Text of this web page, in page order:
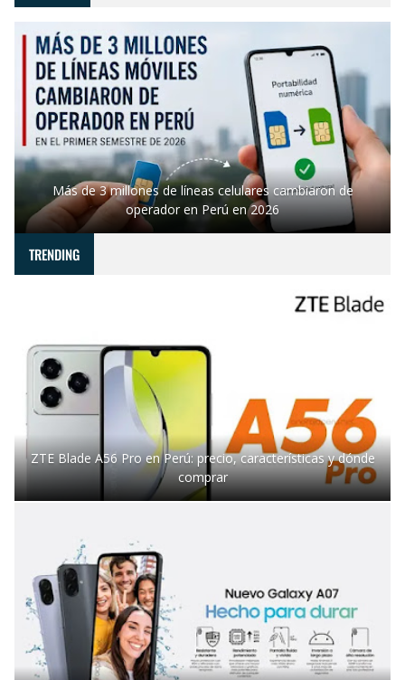
Más de 3 millones de líneas celulares cambiaron de
operador en Perú en 2026
TRENDING
ZTE Blade A56 Pro en Perú: precio, características y dónde
comprar